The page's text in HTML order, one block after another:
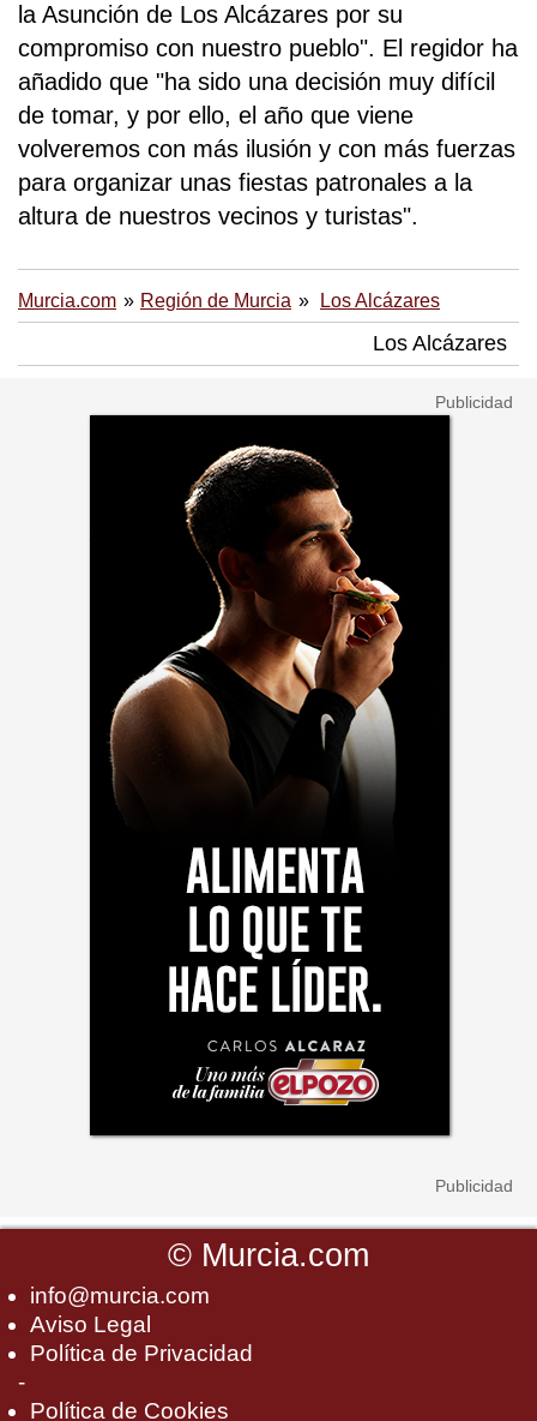
la Asunción de Los Alcázares por su
compromiso con nuestro pueblo". El regidor ha
añadido que "ha sido una decisión muy difícil
de tomar, y por ello, el año que viene
volveremos con más ilusión y con más fuerzas
para organizar unas fiestas patronales a la
altura de nuestros vecinos y turistas".
Murcia.com Región de Murcia Los Alcázares
Los Alcázares
© Murcia.com
info@murcia.com
Aviso Legal
Política de Privacidad
-
Política de Cookies